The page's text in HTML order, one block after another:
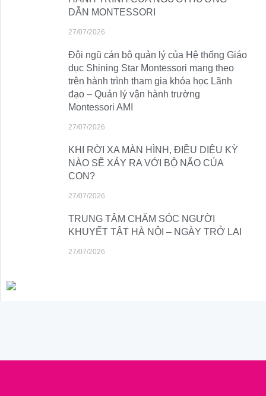
DẪN MONTESSORI
27/07/2026
Đội ngũ cán bộ quản lý của Hệ thống Giáo
dục Shining Star Montessori mang theo
trên hành trình tham gia khóa học Lãnh
đạo – Quản lý vận hành trường
Montessori AMI
27/07/2026
KHI RỜI XA MÀN HÌNH, ĐIỀU DIỆU KỲ
NÀO SẼ XẢY RA VỚI BỘ NÃO CỦA
CON?
27/07/2026
TRUNG TÂM CHĂM SÓC NGƯỜI
KHUYẾT TẬT HÀ NỘI – NGÀY TRỞ LẠI
27/07/2026